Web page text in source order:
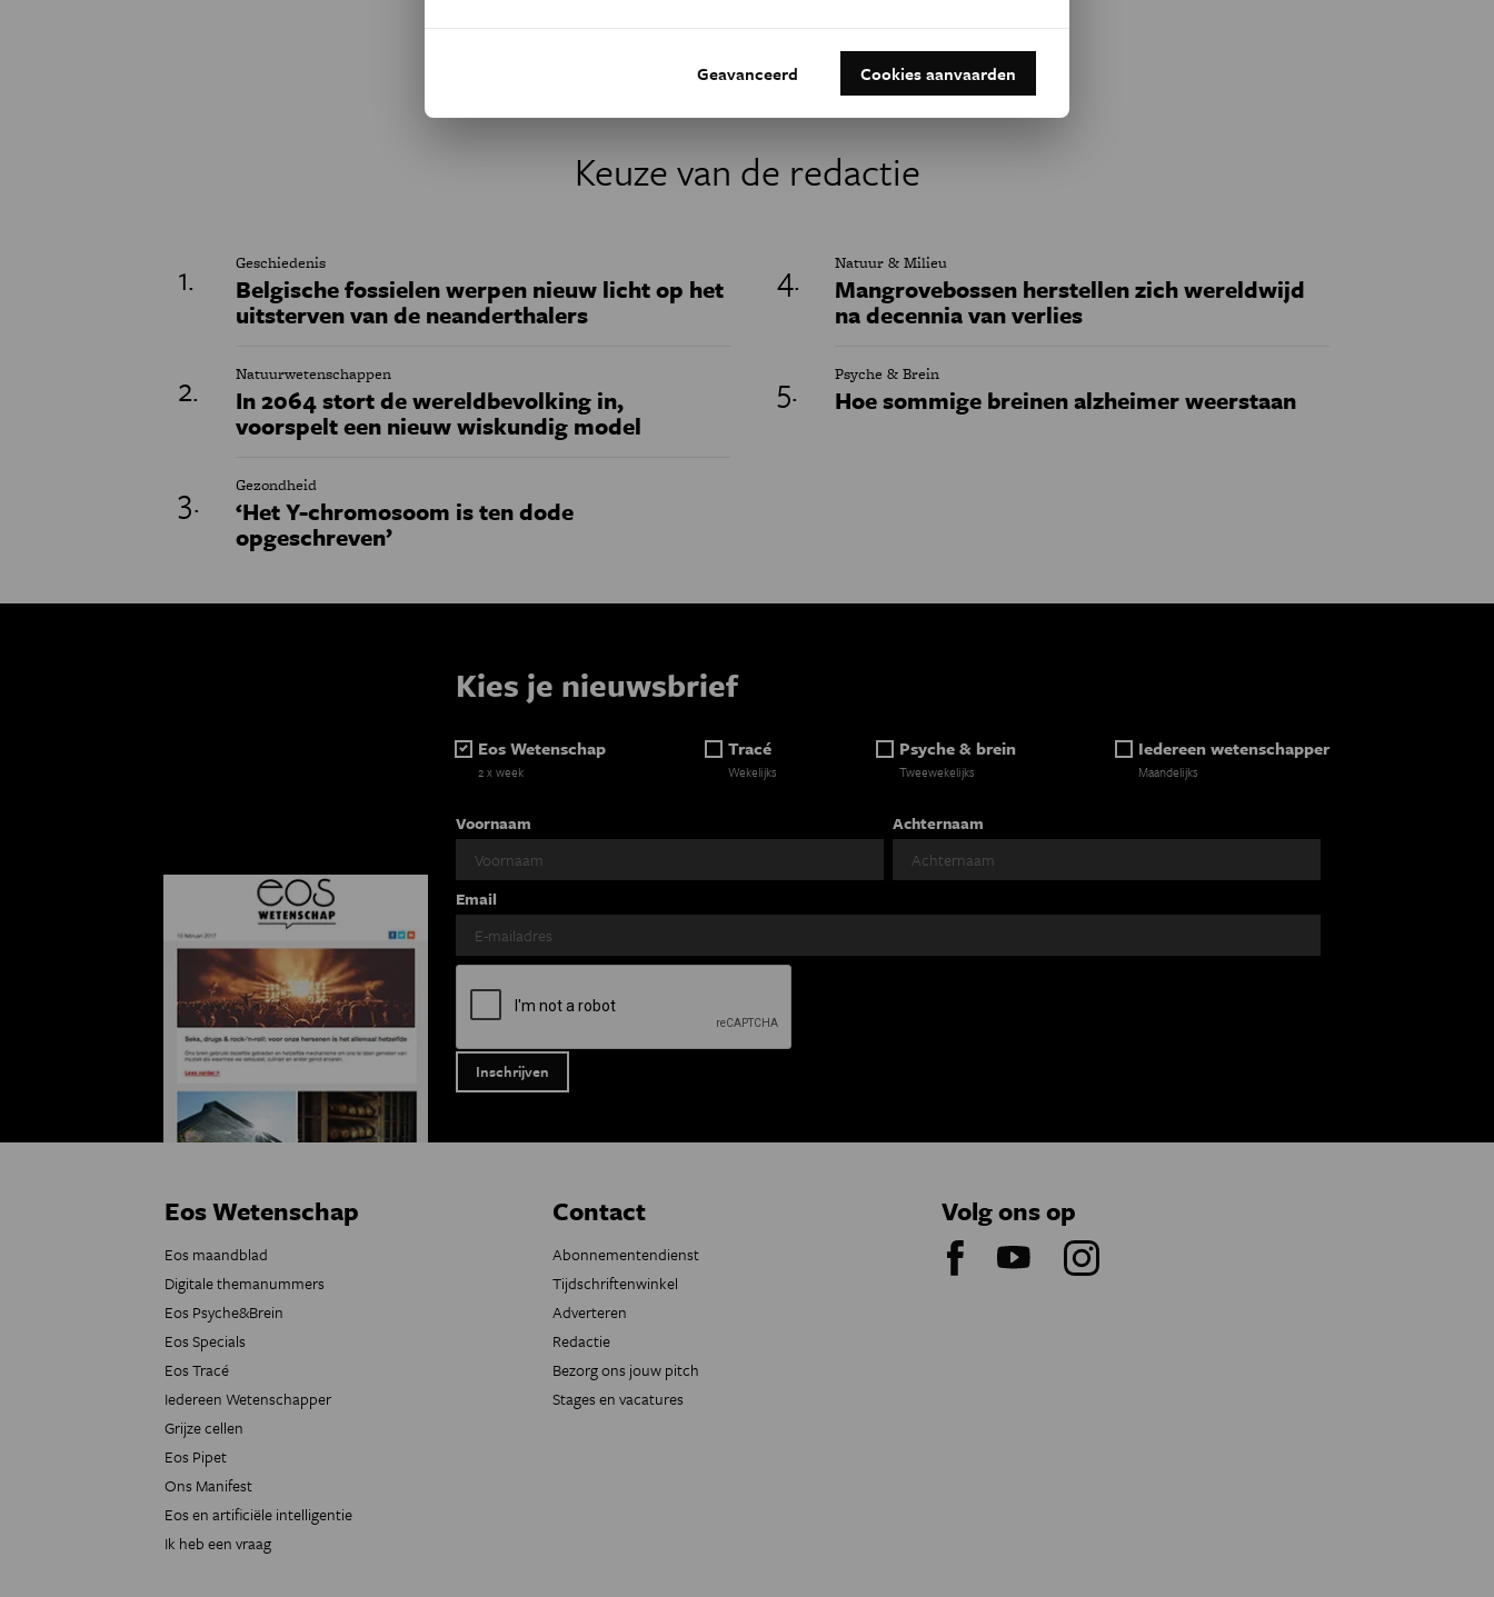
Twitter Linkedin
Keuze van de redactie
Geschiedenis
Belgische fossielen werpen nieuw licht op het
uitsterven van de neanderthalers
Natuurwetenschappen
In 2064 stort de wereldbevolking in,
voorspelt een nieuw wiskundig model
Gezondheid
‘Het Y-chromosoom is ten dode
opgeschreven’
Natuur & Milieu
Mangrovebossen herstellen zich wereldwijd
na decennia van verlies
Psyche & Brein
Hoe sommige breinen alzheimer weerstaan
Kies je nieuwsbrief
Eos Wetenschap
2 x week
Tracé
Wekelijks
Psyche & brein
Tweewekelijks
Iedereen wetenschapper
Maandelijks
Voornaam Achternaam
Email
Eos Wetenschap
Eos maandblad
Digitale themanummers
Eos Psyche&Brein
Eos Specials
Eos Tracé
Iedereen Wetenschapper
Grijze cellen
Eos Pipet
Ons Manifest
Eos en artificiële intelligentie
Ik heb een vraag
Contact
Abonnementendienst
Tijdschriftenwinkel
Adverteren
Redactie
Bezorg ons jouw pitch
Stages en vacatures
Volg ons op
Geavanceerd Cookies aanvaarden